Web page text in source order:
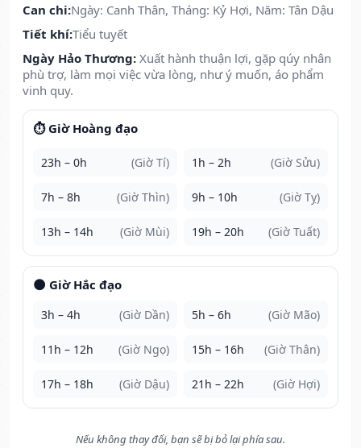
Can chi:Ngày: Canh Thân, Tháng: Kỷ Hợi, Năm: Tân Dậu
Tiết khí:Tiểu tuyết
Ngày Hảo Thương: Xuất hành thuận lợi, gặp qúy nhân
phù trợ, làm mọi việc vừa lòng, như ý muốn, áo phẩm
vinh quy.
⏱️ Giờ Hoàng đạo
23h – 0h (Giờ Tí) 1h – 2h (Giờ Sửu)
7h – 8h (Giờ Thìn) 9h – 10h (Giờ Tỵ)
13h – 14h (Giờ Mùi) 19h – 20h (Giờ Tuất)
🌑 Giờ Hắc đạo
3h – 4h (Giờ Dần) 5h – 6h (Giờ Mão)
11h – 12h (Giờ Ngọ) 15h – 16h (Giờ Thân)
17h – 18h (Giờ Dậu) 21h – 22h (Giờ Hợi)
Nếu không thay đổi, bạn sẽ bị bỏ lại phía sau.